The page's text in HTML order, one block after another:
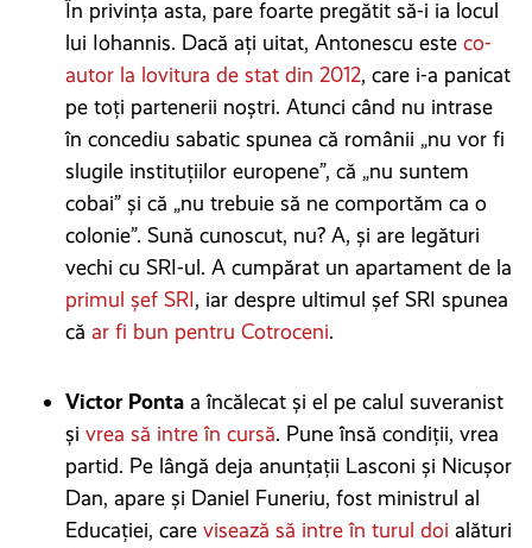
În privința asta, pare foarte pregătit să-i ia locul
lui Iohannis. Dacă ați uitat, Antonescu este co-
autor la lovitura de stat din 2012, care i-a panicat
pe toți partenerii noștri. Atunci când nu intrase
în concediu sabatic spunea că românii „nu vor fi
slugile instituțiilor europene”, că „nu suntem
cobai” și că „nu trebuie să ne comportăm ca o
colonie”. Sună cunoscut, nu? A, și are legături
vechi cu SRI-ul. A cumpărat un apartament de la
primul șef SRI, iar despre ultimul șef SRI spunea
că ar fi bun pentru Cotroceni.
Victor Ponta a încălecat și el pe calul suveranist
și vrea să intre în cursă. Pune însă condiții, vrea
partid. Pe lângă deja anunțații Lasconi și Nicușor
Dan, apare și Daniel Funeriu, fost ministrul al
Educației, care visează să intre în turul doi alături